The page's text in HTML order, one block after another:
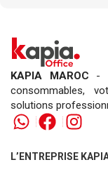
KAPIA MAROC -
consommables,
solutions
L’ENTREPRISE